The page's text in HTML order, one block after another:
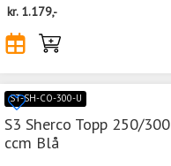
kr. 1.179,-
ST-SH-CO-300-U
S3 Sherco Topp 250/300
ccm Blå